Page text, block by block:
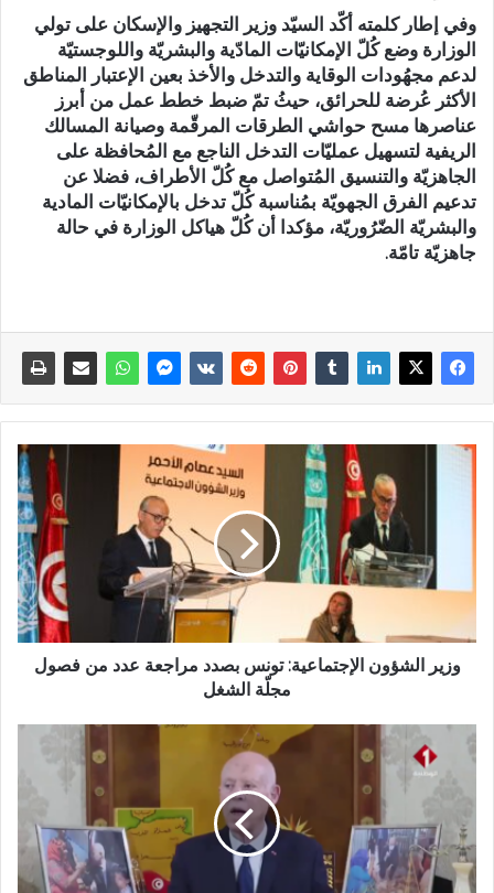
وفي إطار كلمته أكّد السيّد وزير التجهيز والإسكان على تولي
الوزارة وضع كُلّ الإمكانيّات المادّية والبشريّة واللوجستيّة
لدعم مجهُودات الوقاية والتدخل والأخذ بعين الإعتبار المناطق
الأكثر عُرضة للحرائق، حيثُ تمّ ضبط خطط عمل من أبرز
عناصرها مسح حواشي الطرقات المرقّمة وصيانة المسالك
الريفية لتسهيل عمليّات التدخل الناجع مع المُحافظة على
الجاهزيّة والتنسيق المُتواصل مع كُلّ الأطراف، فضلا عن
تدعيم الفرق الجهويّة بمُناسبة كُلّ تدخل بالإمكانيّات المادية
والبشريّة الضّرُوريّة، مؤكدا أن كُلّ هياكل الوزارة في حالة
جاهزيّة تامّة.
وزير الشؤون الإجتماعية: تونس بصدد مراجعة عدد من فصول
مجلّة الشغل